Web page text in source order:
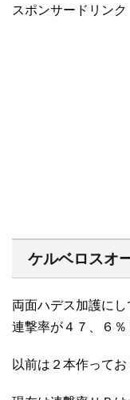
スポンサードリンク
ケルベロスオ
両面ハデス加護に
連撃率が４７、６
以前は２本作ってお